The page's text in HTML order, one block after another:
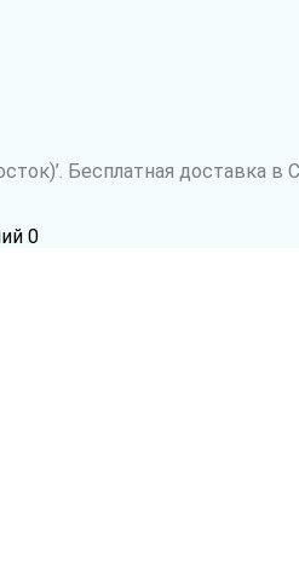
Бесплатная доставка
0